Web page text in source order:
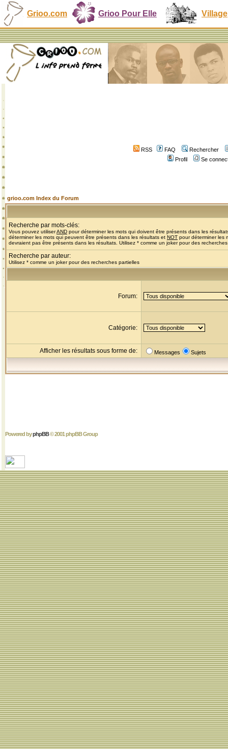
Grioo.com Grioo Pour Elle Village
RSS FAQ
Rechercher
Profil
Se
grioo.com Index du Forum
Recherche par mots-clés:
Vous pouvez utiliserAND pour déterminer les mots qui doivent être présents dans les
déterminer les mots qui peuvent être présents dans les résultats et NOT pour déterminer les
devraient pas être présents dans les résultats. Utilisez * comme un joker pour des
Recherche par auteur:
Utilisez * comme un joker pour des recherches partielles
Forum:
Catégorie:
Afficher les résultats sous forme de: Messages Sujets
Powered byphpBB© 2001 phpBB Group